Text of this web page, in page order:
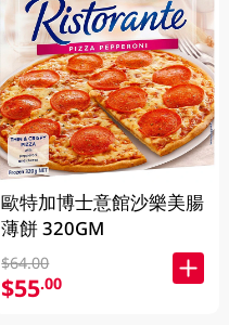
歐特加博士意館沙樂美腸
薄餅 320GM
$64.00
$55.00